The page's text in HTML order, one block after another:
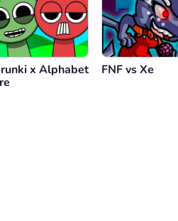
x Alphabet
FNF vs Xе